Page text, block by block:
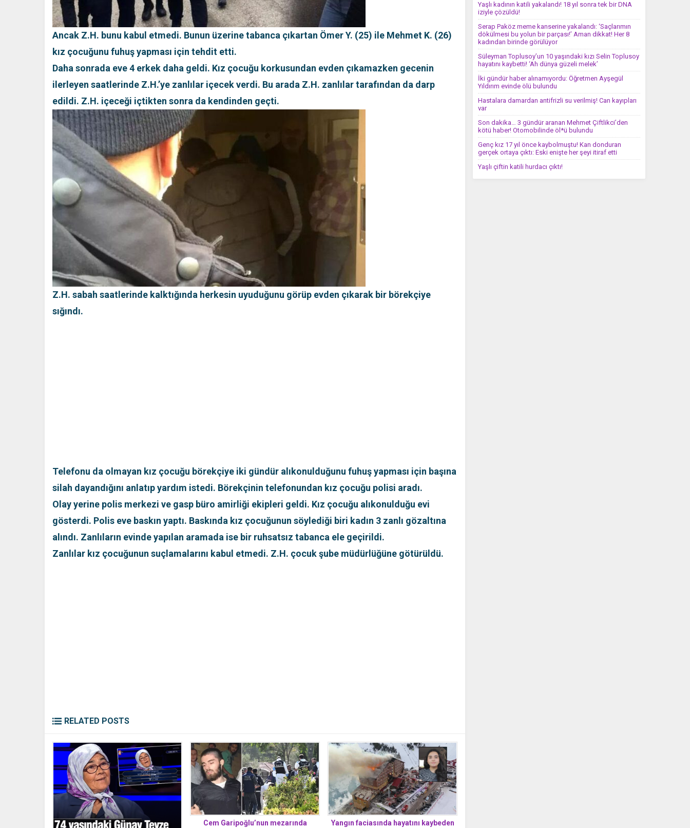
Ancak Z.H. bunu kabul etmedi. Bunun üzerine tabanca çıkartan Ömer Y. (25) ile Mehmet K. (26)
kız çocuğunu fuhuş yapması için tehdit etti.
Daha sonrada eve 4 erkek daha geldi. Kız çocuğu korkusundan evden çıkamazken gecenin
ilerleyen saatlerinde Z.H.’ye zanlılar içecek verdi. Bu arada Z.H. zanlılar tarafından da darp
edildi. Z.H. içeceği içtikten sonra da kendinden geçti.
Z.H. sabah saatlerinde kalktığında herkesin uyuduğunu görüp evden çıkarak bir börekçiye
sığındı.
Telefonu da olmayan kız çocuğu börekçiye iki gündür alıkonulduğunu fuhuş yapması için başına
silah dayandığını anlatıp yardım istedi. Börekçinin telefonundan kız çocuğu polisi aradı.
Olay yerine polis merkezi ve gasp büro amirliği ekipleri geldi. Kız çocuğu alıkonulduğu evi
gösterdi. Polis eve baskın yaptı. Baskında kız çocuğunun söylediği biri kadın 3 zanlı gözaltına
alındı. Zanlıların evinde yapılan aramada ise bir ruhsatsız tabanca ele geçirildi.
Zanlılar kız çocuğunun suçlamalarını kabul etmedi. Z.H. çocuk şube müdürlüğüne götürüldü.
RELATED POSTS
Cem Garipoğlu’nun mezarında Yangın faciasında hayatını kaybeden
Yaşlı kadının katili yakalandı! 18 yıl sonra tek bir DNA
iziyle çözüldü!
Serap Paköz meme kanserine yakalandı: ‘Saçlarımın
dökülmesi bu yolun bir parçası!’ Aman dikkat! Her 8
kadından birinde görülüyor
Süleyman Toplusoy’un 10 yaşındaki kızı Selin Toplusoy
hayatını kaybetti! ‘Ah dünya güzeli melek’
İki gündür haber alınamıyordu: Öğretmen Ayşegül
Yıldırım evinde ölü bulundu
Hastalara damardan antifrizli su verilmiş! Can kayıpları
var
Son dakika… 3 gündür aranan Mehmet Çiftlikci’den
kötü haber! Otomobilinde öl*ü bulundu
Genç kız 17 yıl önce kaybolmuştu! Kan donduran
gerçek ortaya çıktı: Eski enişte her şeyi itiraf etti
Yaşlı çiftin katili hurdacı çıktı!